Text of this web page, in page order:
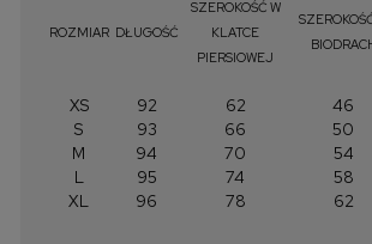
ROZMIAR DŁUGOŚĆ
SZEROKOŚĆ W
KLATCE
PIERSIOWEJ
XS 92 62 46
S
93 66 50
M
94 70 54
L
95 74 58
XL
96 78 62